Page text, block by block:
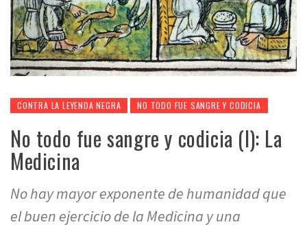
CONTRA LA LEYENDA NEGRA NO TODO FUE SANGRE Y CODICIA
No todo fue sangre y codicia (I): La
Medicina
No hay mayor exponente de humanidad que
el buen ejercicio de la Medicina y una